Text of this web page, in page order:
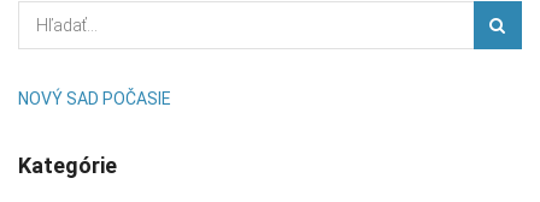
NOVÝ SAD POČASIE
Kategórie